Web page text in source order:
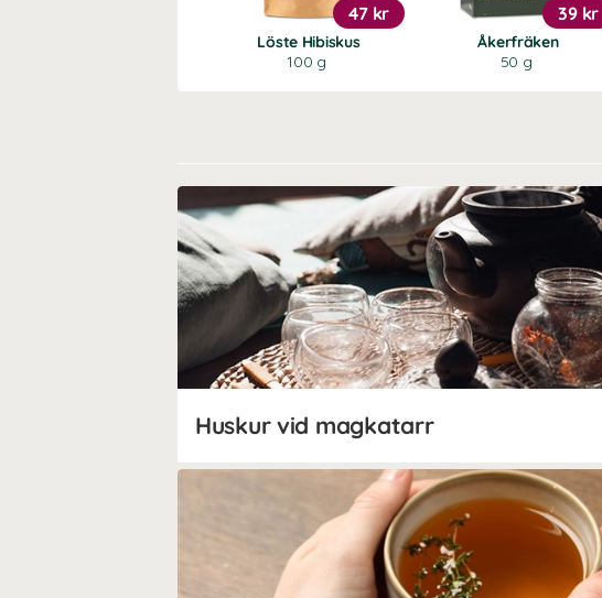
Löste Hibiskus
100 g
47 kr
Åkerfräken
50 g
39 kr
Huskur vid magkatarr